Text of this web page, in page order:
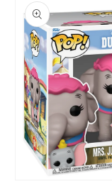
información
del producto